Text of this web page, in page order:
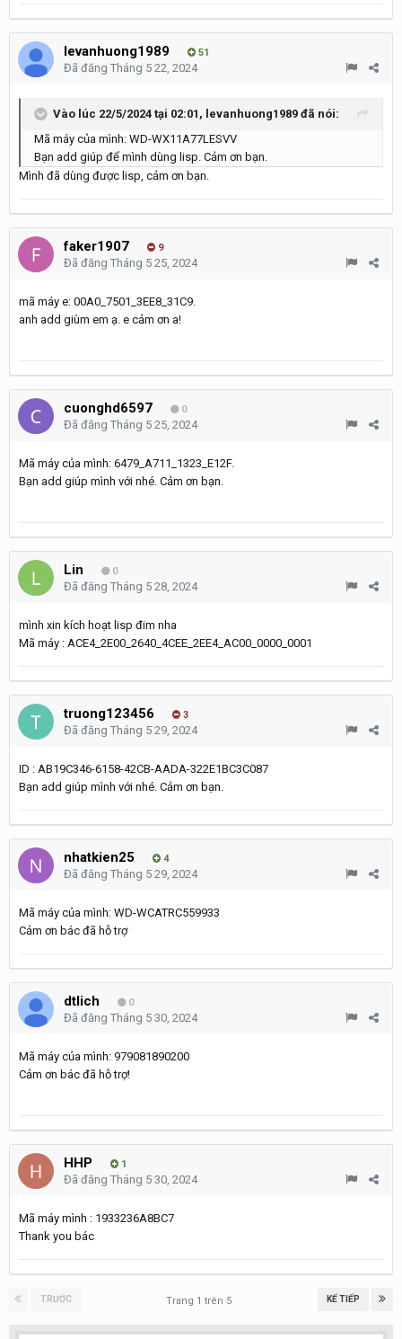
levanhuong1989 51
Đã đăng Tháng 5 22, 2024
Vào lúc 22/5/2024 tại 02:01, levanhuong1989 đã nói:
Mã máy của mình: WD-WX11A77LESVV
Bạn add giúp để mình dùng lisp. Cảm ơn bạn.
Mình đã dùng được lisp, cảm ơn bạn.
faker1907 9
Đã đăng Tháng 5 25, 2024
mã máy e: 00A0_7501_3EE8_31C9.
anh add giùm em ạ. e cảm ơn a!
cuonghd6597 0
Đã đăng Tháng 5 25, 2024
Mã máy của mình: 6479_A711_1323_E12F.
Bạn add giúp mình với nhé. Cảm ơn bạn.
Lin 0
Đã đăng Tháng 5 28, 2024
mình xin kích hoạt lisp đim nha
Mã máy : ACE4_2E00_2640_4CEE_2EE4_AC00_0000_0001
truong123456 3
Đã đăng Tháng 5 29, 2024
ID : AB19C346-6158-42CB-AADA-322E1BC3C087
Bạn add giúp mình với nhé. Cảm ơn bạn.
nhatkien25 4
Đã đăng Tháng 5 29, 2024
Mã máy của mình: WD-WCATRC559933
Cảm ơn bác đã hỗ trợ
dtlich 0
Đã đăng Tháng 5 30, 2024
Mã máy của mình: 979081890200
Cảm ơn bác đã hỗ trợ!
HHP 1
Đã đăng Tháng 5 30, 2024
Mã máy mình : 1933236A8BC7
Thank you bác
TRƯỚC KẾ TIẾP
Trang 1 trên 5